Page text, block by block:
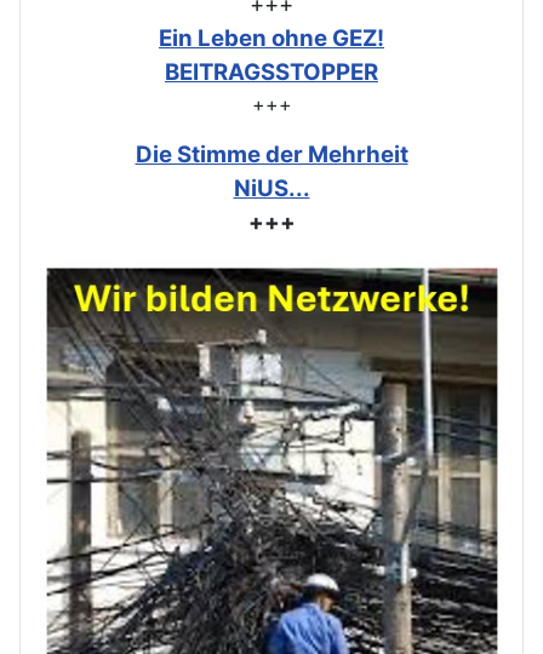
Ein Leben ohne GEZ!
BEITRAGSSTOPPER
+++
Die Stimme der Mehrheit
NiUS...
+++